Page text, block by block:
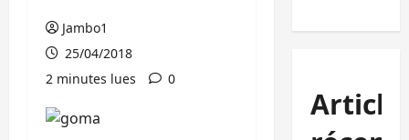
Jambo1
25/04/2018
2 minutes lues
0